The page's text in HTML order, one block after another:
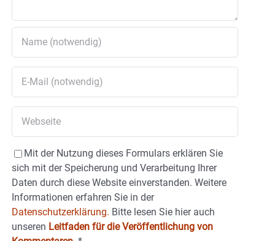
Mit der Nutzung dieses Formulars erklären Sie
sich mit der Speicherung und Verarbeitung Ihrer
Daten durch diese Website einverstanden. Weitere
Informationen erfahren Sie in der
Datenschutzerklärung. Bitte lesen Sie hier auch
unseren Leitfaden für die Veröffentlichung von